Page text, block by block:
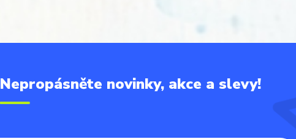
Nepropásněte novinky, akce a slevy!